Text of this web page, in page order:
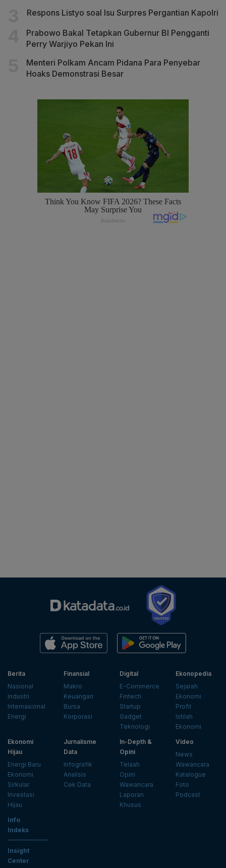
Respons Listyo soal Isu Surpres Pergantian Kapolri
Prabowo Bakal Tetapkan Gubernur BI Pengganti
Perry Warjiyo Pekan Ini
Menteri Polkam Ancam Pidana Para Penyebar
Hoaks Demonstrasi Besar
Berita
Nasional
Industri
Internasional
Energi
Finansial
Makro
Keuangan
Bursa
Korporasi
Digital
E-Commerce
Fintech
Startup
Gadget
Teknologi
Ekonopedia
Sejarah
Ekonomi
Profil
Istilah
Ekonomi
Ekonomi
Hijau
Energi Baru
Ekonomi
Sirkular
Investasi
Hijau
Jurnalisme
Data
Infografik
Analisis
Cek Data
In-Depth &
Opini
Telaah
Opini
Wawancara
Laporan
Khusus
Video
News
Wawancara
Katalogue
Foto
Podcast
Info
Indeks
Insight
Center